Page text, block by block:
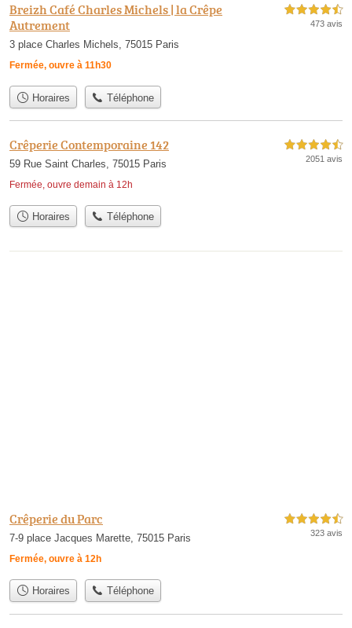
Breizh Café Charles Michels | la Crêpe
Autrement
3 place Charles Michels, 75015 Paris
Fermée, ouvre à 11h30
4,5 étoiles sur 5
473 avis
Horaires Téléphone
Crêperie Contemporaine 142
59 Rue Saint Charles, 75015 Paris
Fermée, ouvre demain à 12h
4,5 étoiles sur 5
2051 avis
Horaires Téléphone
Crêperie du Parc
7-9 place Jacques Marette, 75015 Paris
Fermée, ouvre à 12h
4,5 étoiles sur 5
323 avis
Horaires Téléphone